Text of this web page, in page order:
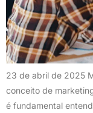
23 de abril de 2025
conceito de
é fundamental